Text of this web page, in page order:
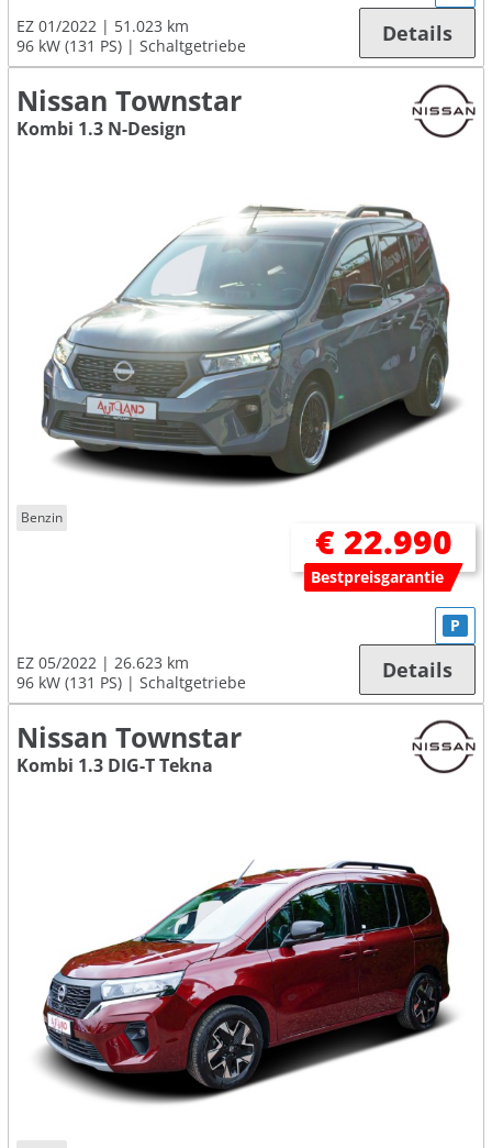
EZ 01/2022
51.023 km
96 kW (131 PS)
Schaltgetriebe Details
Nissan Townstar
Kombi 1.3 N-Design
Benzin
€ 22.990
Bestpreisgarantie
EZ 05/2022
26.623 km
96 kW (131 PS)
Schaltgetriebe
P
Details
Nissan Townstar
Kombi 1.3 DIG-T Tekna